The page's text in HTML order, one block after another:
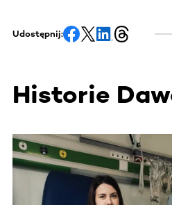
Udostępnij:
Historie
Ta sekcja zawiera treści